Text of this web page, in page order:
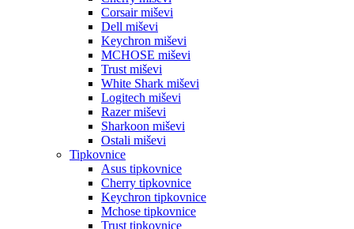
Corsair miševi
Dell miševi
Keychron miševi
MCHOSE miševi
Trust miševi
White Shark miševi
Logitech miševi
Razer miševi
Sharkoon miševi
Ostali miševi
Tipkovnice
Asus tipkovnice
Cherry tipkovnice
Keychron tipkovnice
Mchose tipkovnice
Trust tipkovnice